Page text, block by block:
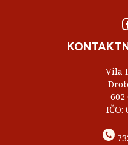
Vila
602
IČO: